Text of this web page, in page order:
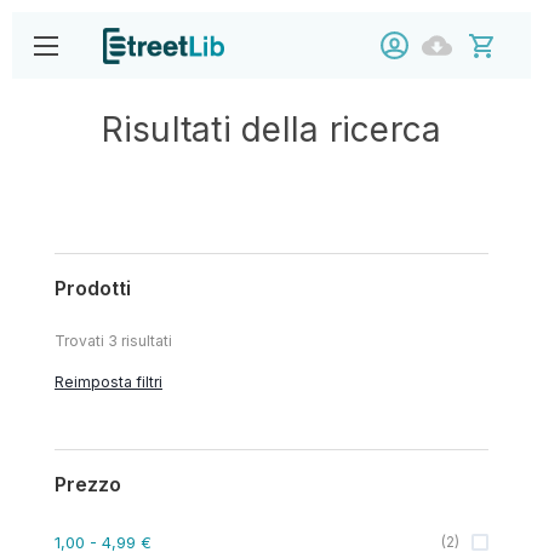
Risultati della ricerca
Prodotti
Trovati 3 risultati
Reimposta filtri
Prezzo
1,00 - 4,99 € (2)